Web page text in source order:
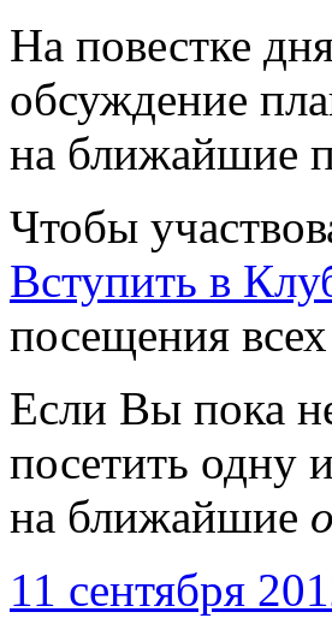
На повестке
обсуждение
на ближайшие
Чтобы
Вступить в
посещения
Если Вы пока
посетить одну
на ближайшие
11 сентября